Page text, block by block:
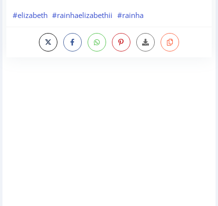
#elizabeth #rainhaelizabethii #rainha